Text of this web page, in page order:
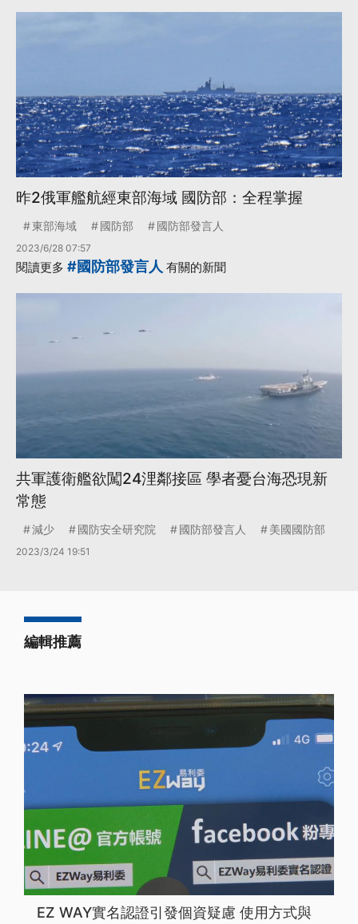
昨2俄軍艦航經東部海域 國防部：全程掌握
東部海域 國防部 國防部發言人
2023/6/28 07:57
閱讀更多 #國防部發言人 有關的新聞
共軍護衛艦欲闖24浬鄰接區 學者憂台海恐現新
常態
減少 國防安全研究院 國防部發言人 美國國防部
2023/3/24 19:51
編輯推薦
EZ WAY實名認證引發個資疑慮 使用方式與